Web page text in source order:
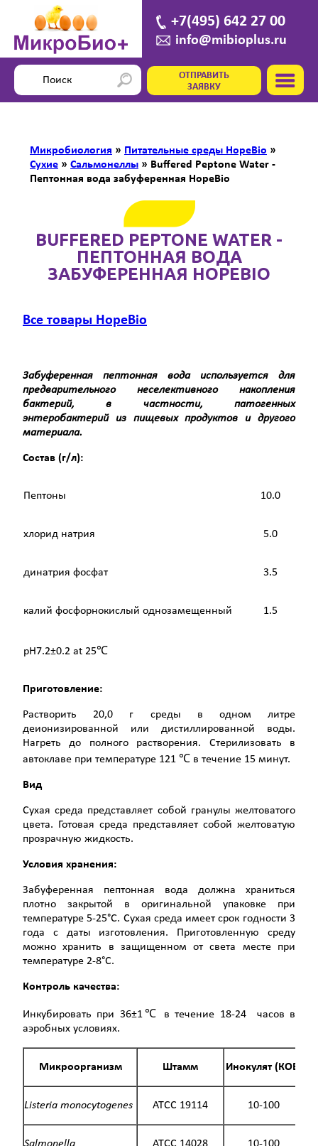
+7(495) 642 27 00
info@mibioplus.ru
ОТПРАВИТЬ
ЗАЯВКУ
Микробиология » Питательные среды HopeBio »
Сухие » Сальмонеллы » Buffered Peptone Water -
Пептонная вода забуференная HopeBio
BUFFERED PEPTONE WATER -
ПЕПТОННАЯ ВОДА
ЗАБУФЕРЕННАЯ HOPEBIO
Все товары HopeBio
Забуференная пептонная вода используется для
предварительного неселективного накопления
бактерий, в частности, патогенных
энтеробактерий из пищевых продуктов и другого
материала.
Состав (г/л):
Пептоны 10.0
хлорид натрия 5.0
динатрия фосфат 3.5
калий фосфорнокислый однозамещенный 1.5
pH7.2±0.2 at 25℃
Приготовление:
Растворить 20,0 г среды в одном литре
деионизированной или дистиллированной воды.
Нагреть до полного растворения. Стерилизовать в
автоклаве при температуре 121 ℃ в течение 15 минут.
Вид
Сухая среда представляет собой гранулы желтоватого
цвета. Готовая среда представляет собой желтоватую
прозрачную жидкость.
Условия хранения:
Забуференная пептонная вода должна храниться
плотно закрытой в оригинальной упаковке при
температуре 5-25°C. Сухая среда имеет срок годности 3
года с даты изготовления. Приготовленную среду
можно хранить в защищенном от света месте при
температуре 2-8°С.
Контроль качества:
Инкубировать при 36±1℃ в течение 18-24 часов в
аэробных условиях.
Микроорганизм Штамм Инокулят (КОЕ)
Listeria monocytogenes ATCC 19114 10-100